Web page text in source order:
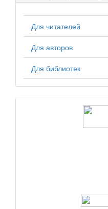
Для читателей
Для авторов
Для библиотек